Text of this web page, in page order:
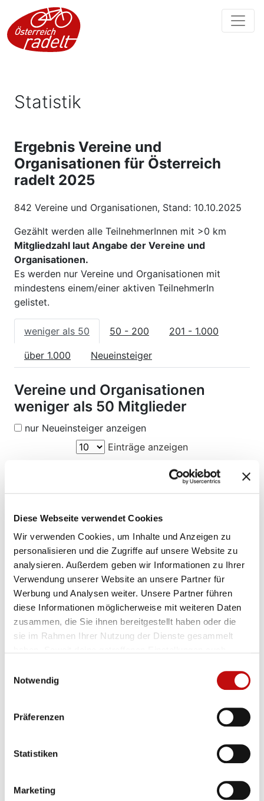
Diese Webseite verwendet Cookies
Wir verwenden Cookies, um Inhalte und Anzeigen zu
personalisieren und die Zugriffe auf unsere Website zu
analysieren. Außerdem geben wir Informationen zu Ihrer
Verwendung unserer Website an unsere Partner für
Werbung und Analysen weiter. Unsere Partner führen
diese Informationen möglicherweise mit weiteren Daten
zusammen, die Sie ihnen bereitgestellt haben oder die
sie im Rahmen Ihrer Nutzung der Dienste gesammelt
eines Angemessenheitsbeschlusses nach Art 45 DSGVO
und ohne geeignete Garantien nach Art 46 DSGVO
übermitteln, so gilt Ihre Einwilligung auch hierfür. Es
besteht das Risiko, dass Ihre derart übermittelten Daten
Kontroll- und Überwachungszwecken unterliegen und
dagegen keine wirksamen Rechtsbehelfe zur Verfügung
Notwendig
Präferenzen
Statistiken
Marketing
Statistik
Ergebnis Vereine und
Organisationen für Österreich
radelt 2025
842 Vereine und Organisationen, Stand: 10.10.2025
Gezählt werden alle TeilnehmerInnen mit >0 km
Mitgliedzahl laut Angabe der Vereine und
Organisationen.
Es werden nur Vereine und Organisationen mit
mindestens einem/einer aktiven TeilnehmerIn
gelistet.
weniger als 50 50 - 200 201 - 1.000
über 1.000 Neueinsteiger
Vereine und Organisationen
weniger als 50 Mitglieder
nur Neueinsteiger anzeigen
Einträge anzeigen
Veranstalter
Teilnehmende
RCM Radclub
Marathonis
Korneuburg
23
RV Lahme Kurbel 25
RSV Gsippetto
and Friends
46
Grüne &
Neueinsteiger
Rad- und
Neueinsteiger